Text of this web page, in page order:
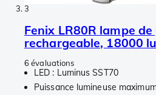
3
Fenix LR80R lampe de
rechargeable, 18000
6 évaluations
LED : Luminus SST70
Puissance lumineuse